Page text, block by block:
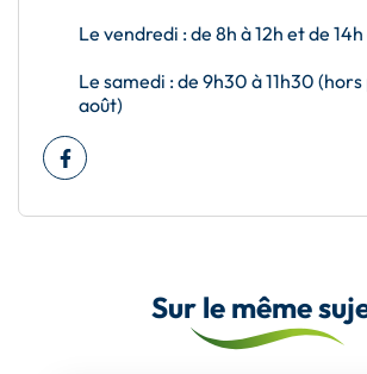
Le vendredi : de 8h à 12h et de
Le samedi : de 9h30 à 11h30
août)
Facebook
(ouverture dans un nouvel onglet)
Sur le même